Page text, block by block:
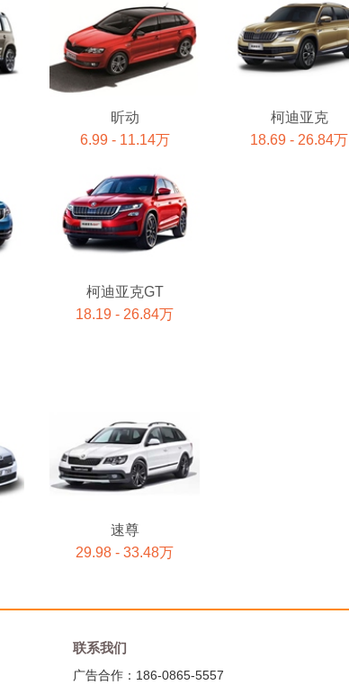
昕动
6.99 - 11.14万
柯迪亚克
18.69 - 26.84万
柯迪亚克GT
18.19 - 26.84万
速尊
29.98 - 33.48万
联系我们
广告合作：186-0865-5557